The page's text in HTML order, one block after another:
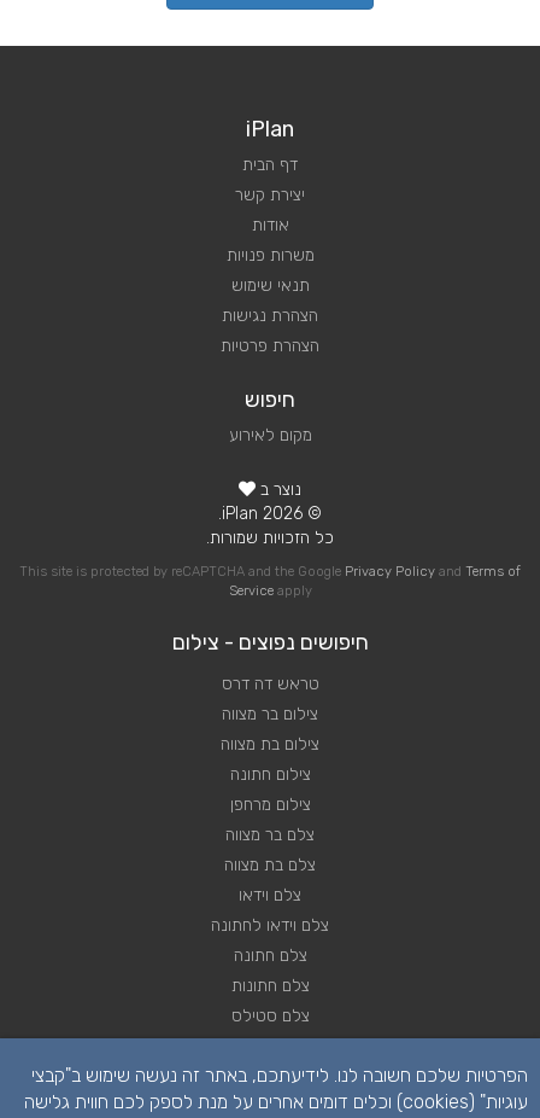
iPlan
דף הבית
יצירת קשר
אודות
משרות פנויות
תנאי שימוש
הצהרת נגישות
הצהרת פרטיות
חיפוש
מקום לאירוע
נוצר ב
© 2026 iPlan.
כל הזכויות שמורות.
This site is protected by reCAPTCHA and the Google Privacy Policy and Terms of
Serviceapply
חיפושים נפוצים - צילום
טראש דה דרס
צילום בר מצווה
צילום בת מצווה
צילום חתונה
צילום מרחפן
צלם בר מצווה
צלם בת מצווה
צלם וידאו
צלם וידאו לחתונה
צלם חתונה
צלם חתונות
צלם סטילס
רחפן לחתונה
הפרטיות שלכם חשובה לנו. לידיעתכם, באתר זה נעשה שימוש ב"קבצי
עוגיות" (cookies) וכלים דומים אחרים על מנת לספק לכם חווית גלישה